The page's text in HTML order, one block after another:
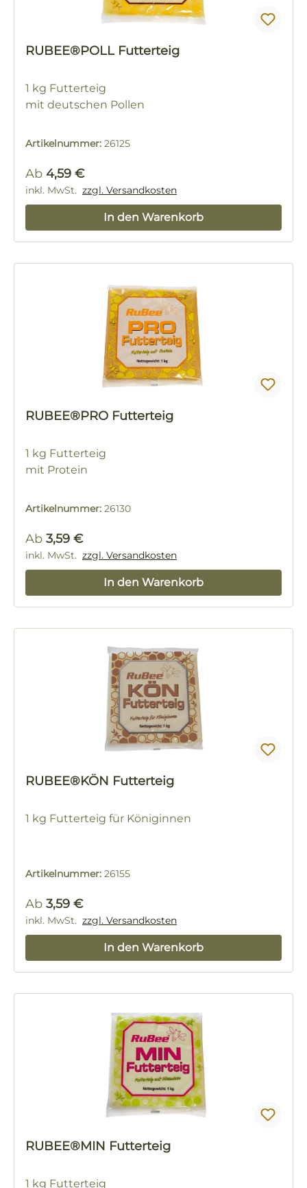
RUBEE®POLL Futterteig
1 kg Futterteig
mit deutschen Pollen
Artikelnummer: 26125
Regulärer Preis:
Ab 4,59 €
inkl. MwSt. zzgl. Versandkosten
In den Warenkorb
RUBEE®PRO Futterteig
1 kg Futterteig
mit Protein
Artikelnummer: 26130
Regulärer Preis:
Ab 3,59 €
inkl. MwSt. zzgl. Versandkosten
In den Warenkorb
RUBEE®KÖN Futterteig
1 kg Futterteig für Königinnen
Artikelnummer: 26155
Regulärer Preis:
Ab 3,59 €
inkl. MwSt. zzgl. Versandkosten
In den Warenkorb
RUBEE®MIN Futterteig
1 kg Futterteig